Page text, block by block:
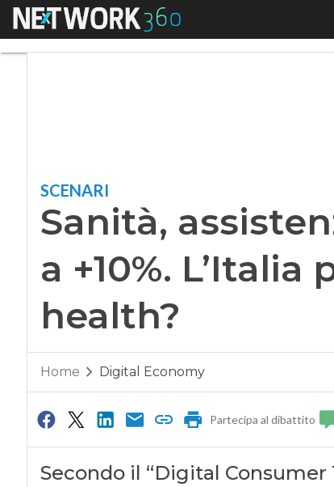
Menu Sanità,
SCENARI
Sanità,
a +10%.
health?
Home Digital Economy
Partecipa al dibattito
Secondo il “Digital